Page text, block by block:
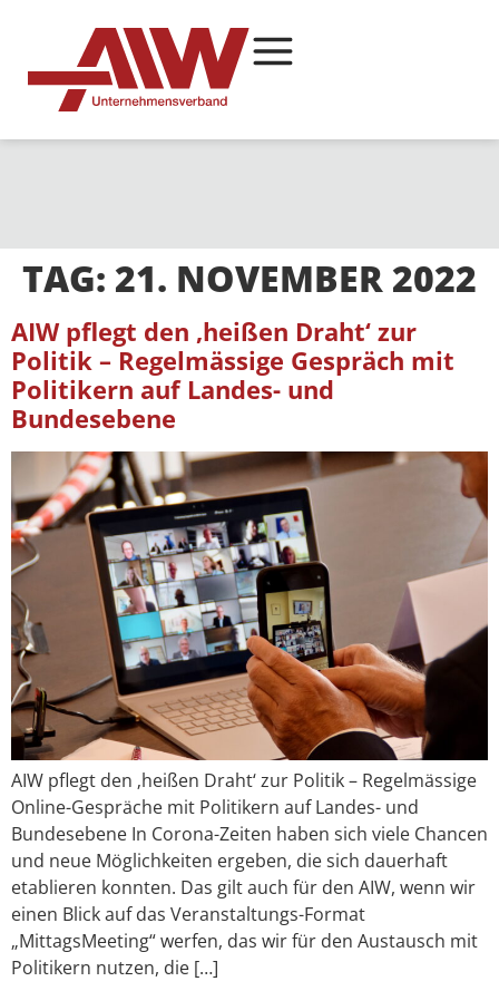
TAG: 21. NOVEMBER 2022
AIW pflegt den ‚heißen Draht‘ zur
Politik – Regelmässige Gespräch mit
Politikern auf Landes- und
Bundesebene
AIW pflegt den ‚heißen Draht‘ zur Politik – Regelmässige
Online-Gespräche mit Politikern auf Landes- und
Bundesebene In Corona-Zeiten haben sich viele Chancen
und neue Möglichkeiten ergeben, die sich dauerhaft
etablieren konnten. Das gilt auch für den AIW, wenn wir
einen Blick auf das Veranstaltungs-Format
„MittagsMeeting“ werfen, das wir für den Austausch mit
Politikern nutzen, die […]